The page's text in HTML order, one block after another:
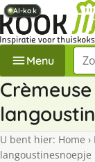
Menu
U bent hier: Home ›
langoustinesnoepje
AI-kok
AI-kok
AI-kok
AI-kok